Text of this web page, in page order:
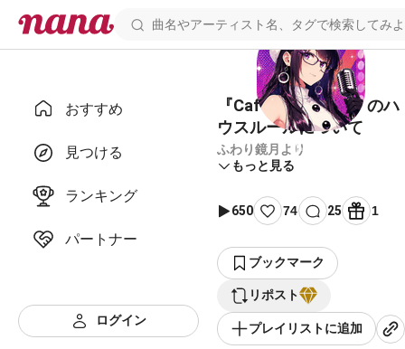
おすすめ
見つける
ランキング
パートナー
ログイン
『Café ふわり(仮)』のハ
ウスルールについて
ふわり鏡月より
もっと見る
650 74 25 1
ブックマーク
リポスト
プレイリストに追加